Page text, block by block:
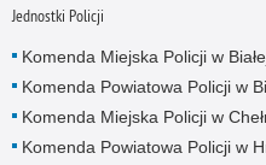
Jednostki Policji
Komenda Miejska Policji w
Komenda Powiatowa Policji w
Komenda Miejska Policji w
Komenda Powiatowa Policji w